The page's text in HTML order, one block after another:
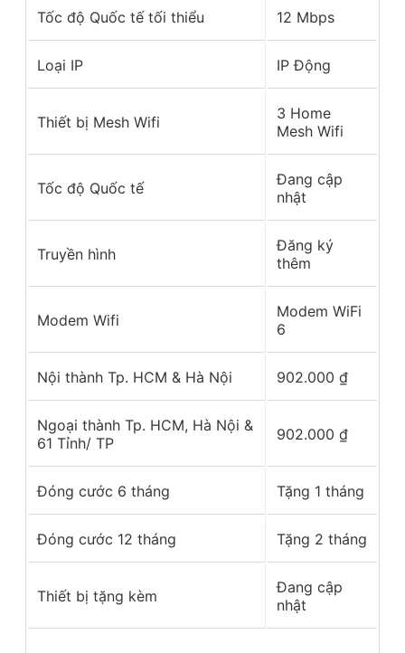
Tốc độ Quốc tế tối thiểu 12 Mbps
Loại IP IP Động
Thiết bị Mesh Wifi
3 Home
Mesh Wifi
Tốc độ Quốc tế
Đang cập
nhật
Truyền hình
Đăng ký
thêm
Modem Wifi
Modem WiFi
6
Nội thành Tp. HCM & Hà Nội 902.000 ₫
Ngoại thành Tp. HCM, Hà Nội &
61 Tỉnh/ TP
902.000 ₫
Đóng cước 6 tháng Tặng 1 tháng
Đóng cước 12 tháng Tặng 2 tháng
Thiết bị tặng kèm
Đang cập
nhật